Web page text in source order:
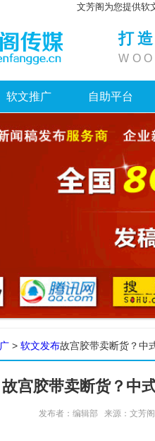
文芳阁为您提供软
打
软文推广 自助平台
> 软文发布故宫胶带卖断货？中
故宫胶带卖断货？中
发布者：编辑部 来源：文芳阁